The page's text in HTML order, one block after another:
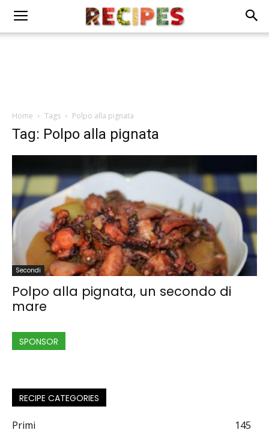
Home Tags Polpo alla pignata
Tag: Polpo alla pignata
Secondi
Polpo alla pignata, un secondo di
mare
SPONSOR
RECIPE CATEGORIES
Primi
145